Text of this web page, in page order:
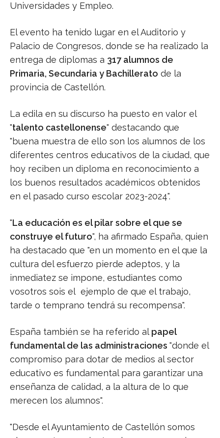
Universidades y Empleo.
El evento ha tenido lugar en el Auditorio y
Palacio de Congresos, donde se ha realizado la
entrega de diplomas a 317 alumnos de
Primaria, Secundaria y Bachillerato de la
provincia de Castellón.
La edila en su discurso ha puesto en valor el
"talento castellonense" destacando que
"buena muestra de ello son los alumnos de los
diferentes centros educativos de la ciudad, que
hoy reciben un diploma en reconocimiento a
los buenos resultados académicos obtenidos
en el pasado curso escolar 2023-2024".
"La educación es el pilar sobre el que se
construye el futuro", ha afirmado España, quien
ha destacado que "en un momento en el que la
cultura del esfuerzo pierde adeptos, y la
inmediatez se impone, estudiantes como
vosotros sois el ejemplo de que el trabajo,
tarde o temprano tendrá su recompensa".
España también se ha referido al papel
fundamental de las administraciones "donde el
compromiso para dotar de medios al sector
educativo es fundamental para garantizar una
enseñanza de calidad, a la altura de lo que
merecen los alumnos".
"Desde el Ayuntamiento de Castellón somos